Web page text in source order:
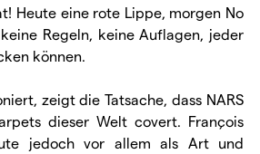
Heute eine rote Lippe, morgen No
Regeln, keine Auflagen, jeder
können.
zeigt die Tatsache, dass NARS
dieser Welt covert. François
jedoch vor allem als Art und